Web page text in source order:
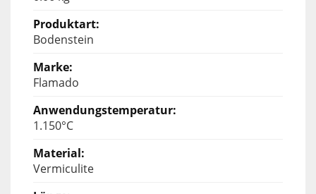
Bodenstein
Flamado
1.150°C
Vermiculite